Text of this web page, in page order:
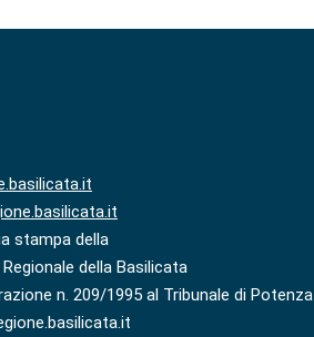
stampa della
della Basilicata
n. 209/1995 al Tribunale di Potenza